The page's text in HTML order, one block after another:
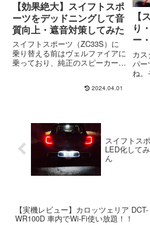
【効果絶大】スイフトスポ
ーツをデッドニングして音
質向上・遮音対策してみた
スイフトスポーツ（ZC33S）に
乗り替える前はヴェルファイアに
乗っており、純正のスピーカーで
から移植したナビを取り付け、い
2024.04.01
【
り
ー
ー
カ
パー
ね。
か
スイフトス
LED化して
ん
【実機レビュー】カロッツェリア DCT-
WR100D 車内でWi-Fi使い放題！！